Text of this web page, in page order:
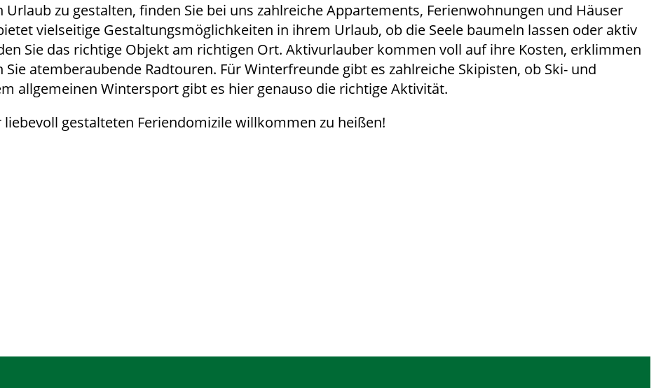
zu gestalten, finden Sie bei uns zahlreiche Appartements, Ferienwohnungen und Häuser
vielseitige Gestaltungsmöglichkeiten in ihrem Urlaub, ob die Seele baumeln lassen oder aktiv
Sie das richtige Objekt am richtigen Ort. Aktivurlauber kommen voll auf ihre Kosten, erklimmen
atemberaubende Radtouren. Für Winterfreunde gibt es zahlreiche Skipisten, ob Ski- und
allgemeinen Wintersport gibt es hier genauso die richtige Aktivität.
gestalteten Feriendomizile willkommen zu heißen!